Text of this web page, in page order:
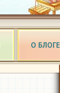
О БЛОГЕ